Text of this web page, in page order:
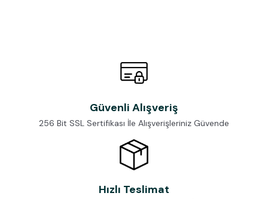
Güvenli Alışveriş
256 Bit SSL Sertifikası İle Alışverişleriniz Güvende
Hızlı Teslimat